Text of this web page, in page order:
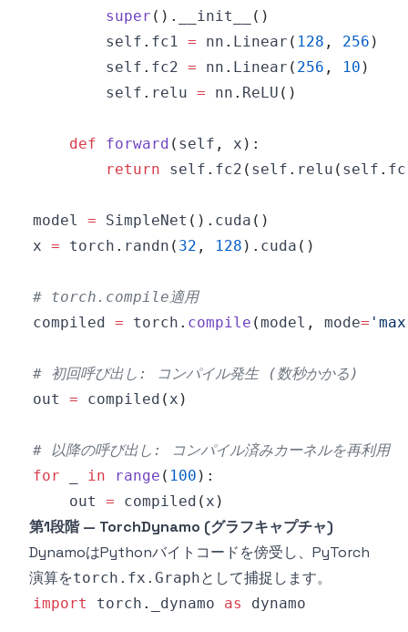
super ( ) . __init__ ( )
        self
. fc1 = nn . Linear ( 128 , 256 )
        self
. fc2 = nn . Linear ( 256 , 10 )
        self
. relu = nn . ReLU ( )
def forward ( self , x ) :
return self . fc2 ( self . relu ( self .
model = SimpleNet ( ) . cuda ( )
x = torch . randn ( 32 , 128 ) . cuda ( )
# torch.compile適用
compiled = torch . compile (model , mode=
# 初回呼び出し: コンパイル発生 (数秒かかる)
out = compiled ( x )
# 以降の呼び出し: コンパイル済みカーネルを再利用
for
in range ( 100 ) :
    out
= compiled ( x )
第1段階 — TorchDynamo (グラフキャプチャ)
DynamoはPythonバイトコードを傍受し、PyTorch
演算をtorch.fx.Graphとして捕捉します。
import torch . _dynamo as